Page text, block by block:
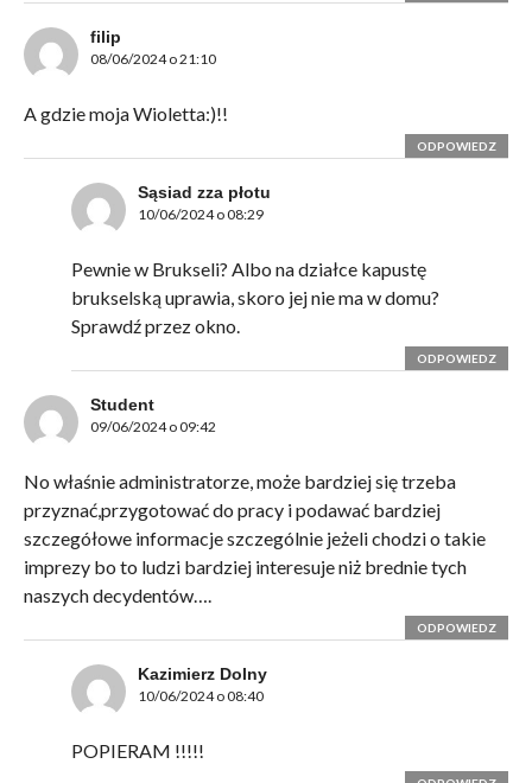
filip
08/06/2024 o 21:10
A gdzie moja Wioletta:)!!
ODPOWIEDZ
Sąsiad zza płotu
10/06/2024 o 08:29
Pewnie w Brukseli? Albo na działce kapustę
brukselską uprawia, skoro jej nie ma w domu?
Sprawdź przez okno.
ODPOWIEDZ
Student
09/06/2024 o 09:42
No właśnie administratorze, może bardziej się trzeba
przyznać,przygotować do pracy i podawać bardziej
szczegółowe informacje szczególnie jeżeli chodzi o takie
imprezy bo to ludzi bardziej interesuje niż brednie tych
naszych decydentów….
ODPOWIEDZ
Kazimierz Dolny
10/06/2024 o 08:40
POPIERAM !!!!!